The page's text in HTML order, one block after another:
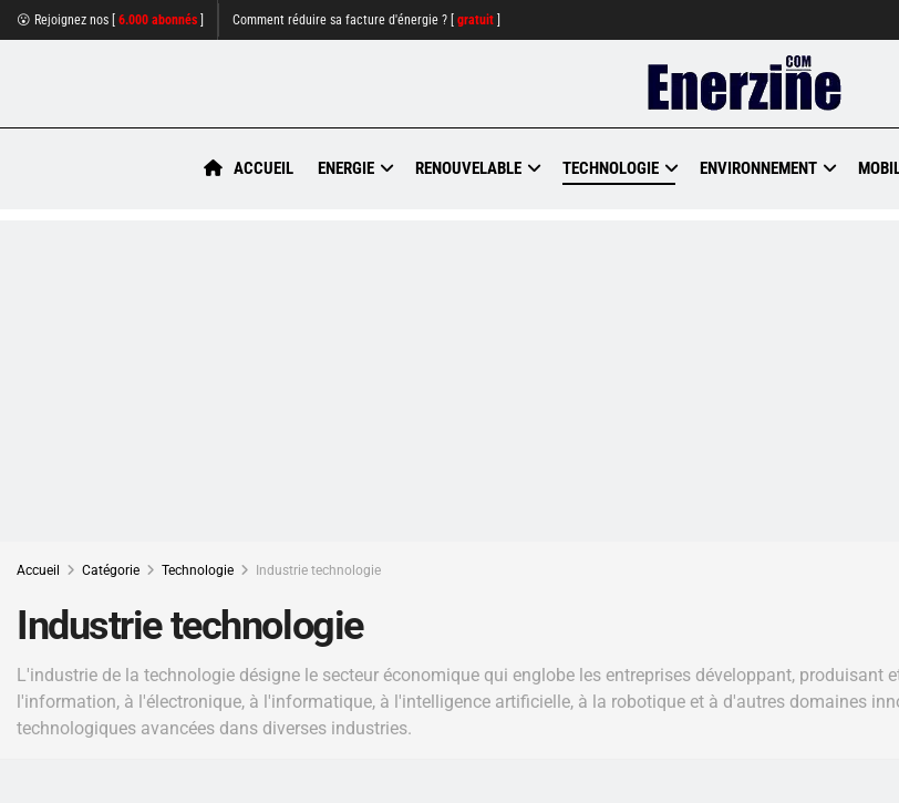
😮 Rejoignez nos [ 6.000 abonnés Comment réduire sa facture d'énergie ? [ gratuit
ACCUEIL ENERGIE RENOUVELABLE TECHNOLOGIE ENVIRONNEMENT
Accueil Catégorie Technologie Industrie technologie
Industrie technologie
L'industrie de la technologie désigne le secteur économique qui englobe les entreprises développant,
l'information, à l'électronique, à l'informatique, à l'intelligence artificielle, à la robotique et à d'autres domaines
technologiques avancées dans diverses industries.